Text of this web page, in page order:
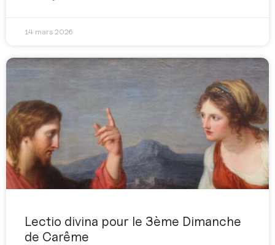
14 mars 2026
Lectio divina pour le 3ème Dimanche
de Carême